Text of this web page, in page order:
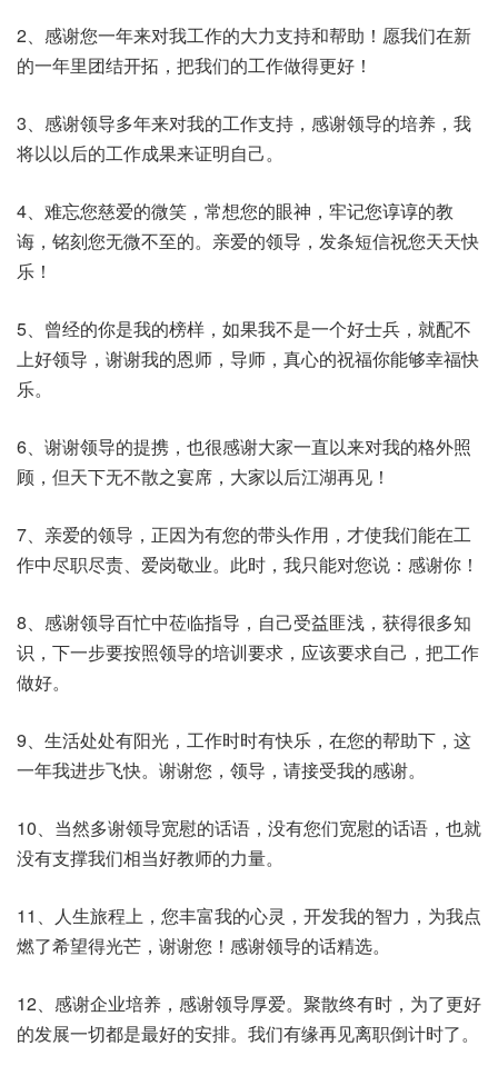
2、感谢您一年来对我工作的大力支持和帮助！愿我们在新
的一年里团结开拓，把我们的工作做得更好！
3、感谢领导多年来对我的工作支持，感谢领导的培养，我
将以以后的工作成果来证明自己。
4、难忘您慈爱的微笑，常想您的眼神，牢记您谆谆的教
诲，铭刻您无微不至的。亲爱的领导，发条短信祝您天天快
乐！
5、曾经的你是我的榜样，如果我不是一个好士兵，就配不
上好领导，谢谢我的恩师，导师，真心的祝福你能够幸福快
乐。
6、谢谢领导的提携，也很感谢大家一直以来对我的格外照
顾，但天下无不散之宴席，大家以后江湖再见！
7、亲爱的领导，正因为有您的带头作用，才使我们能在工
作中尽职尽责、爱岗敬业。此时，我只能对您说：感谢你！
8、感谢领导百忙中莅临指导，自己受益匪浅，获得很多知
识，下一步要按照领导的培训要求，应该要求自己，把工作
做好。
9、生活处处有阳光，工作时时有快乐，在您的帮助下，这
一年我进步飞快。谢谢您，领导，请接受我的感谢。
10、当然多谢领导宽慰的话语，没有您们宽慰的话语，也就
没有支撑我们相当好教师的力量。
11、人生旅程上，您丰富我的心灵，开发我的智力，为我点
燃了希望得光芒，谢谢您！感谢领导的话精选。
12、感谢企业培养，感谢领导厚爱。聚散终有时，为了更好
的发展一切都是最好的安排。我们有缘再见离职倒计时了。